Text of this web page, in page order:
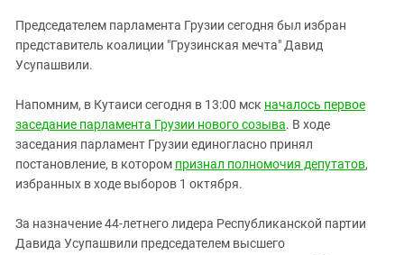
КАВКАЗ ЗА ПАЛЕСТИНУ
ИНАКОМЫСЛИЕ В ЧЕЧНЕ
Ингушетия
Кабардино-Балкария
Калмыкия
Карачаево-Черкесия
Краснодарский край
Нагорный Карабах
Ростовская область
Председателем парламента Грузии сегодня был избран
представитель коалиции "Грузинская мечта" Давид
Усупашвили.
Напомним, в Кутаиси сегодня в 13:00 мск началось первое
заседание парламента Грузии нового созыва. В ходе
заседания парламент Грузии единогласно принял
постановление, в котором признал полномочия депутатов,
избранных в ходе выборов 1 октября.
За назначение 44-летнего лидера Республиканской партии
Давида Усупашвили председателем высшего